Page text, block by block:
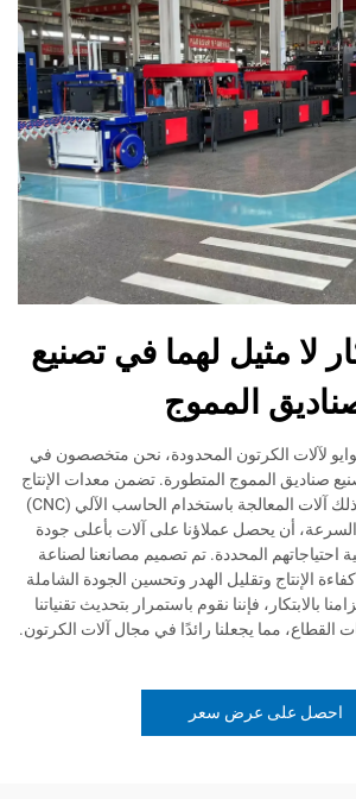
لا مثيل لهما في تصنيع
المموج
لآلات الكرتون المحدودة، نحن متخصصون في
صناديق المموج المتطورة. تضمن معدات الإنتاج
المتقدمة لدينا، بما في ذلك آلات المعالجة باستخدام الحاسب الآلي (CNC)
السرعة، أن يحصل عملاؤنا على آلات بأعلى جودة
احتياجاتهم المحددة. تم تصميم مصانعنا لصناعة
الإنتاج وتقليل الهدر وتحسين الجودة الشاملة
بالابتكار، فإننا نقوم باستمرار بتحديث تقنياتنا
القطاع، مما يجعلنا رائدًا في مجال آلات الكرتون.
احصل على عرض سعر